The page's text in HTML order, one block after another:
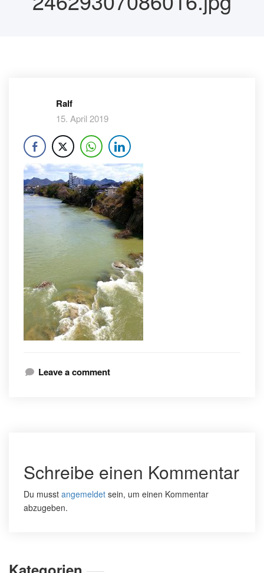
Ralf
15. April 2019
Leave a comment
Schreibe einen Kommentar
Du musst angemeldet sein, um einen Kommentar
abzugeben.